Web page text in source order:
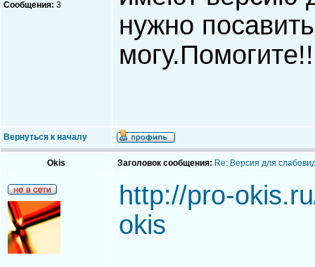
Сообщения: 3
нужно
Вернуться к началу
Okis Заголовок сообщения: Re: Версия для
http://pro-
okis